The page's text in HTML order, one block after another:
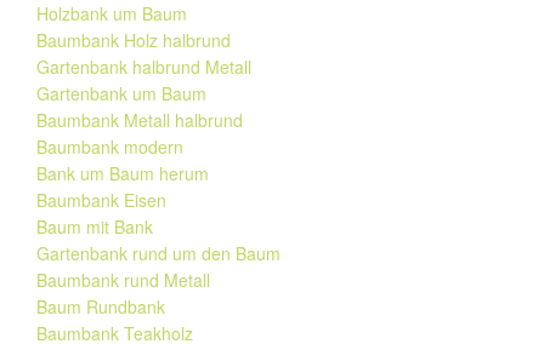
Holzbank um Baum
Baumbank Holz halbrund
Gartenbank halbrund Metall
Gartenbank um Baum
Baumbank Metall halbrund
Baumbank modern
Bank um Baum herum
Baumbank Eisen
Baum mit Bank
Gartenbank rund um den Baum
Baumbank rund Metall
Baum Rundbank
Baumbank Teakholz